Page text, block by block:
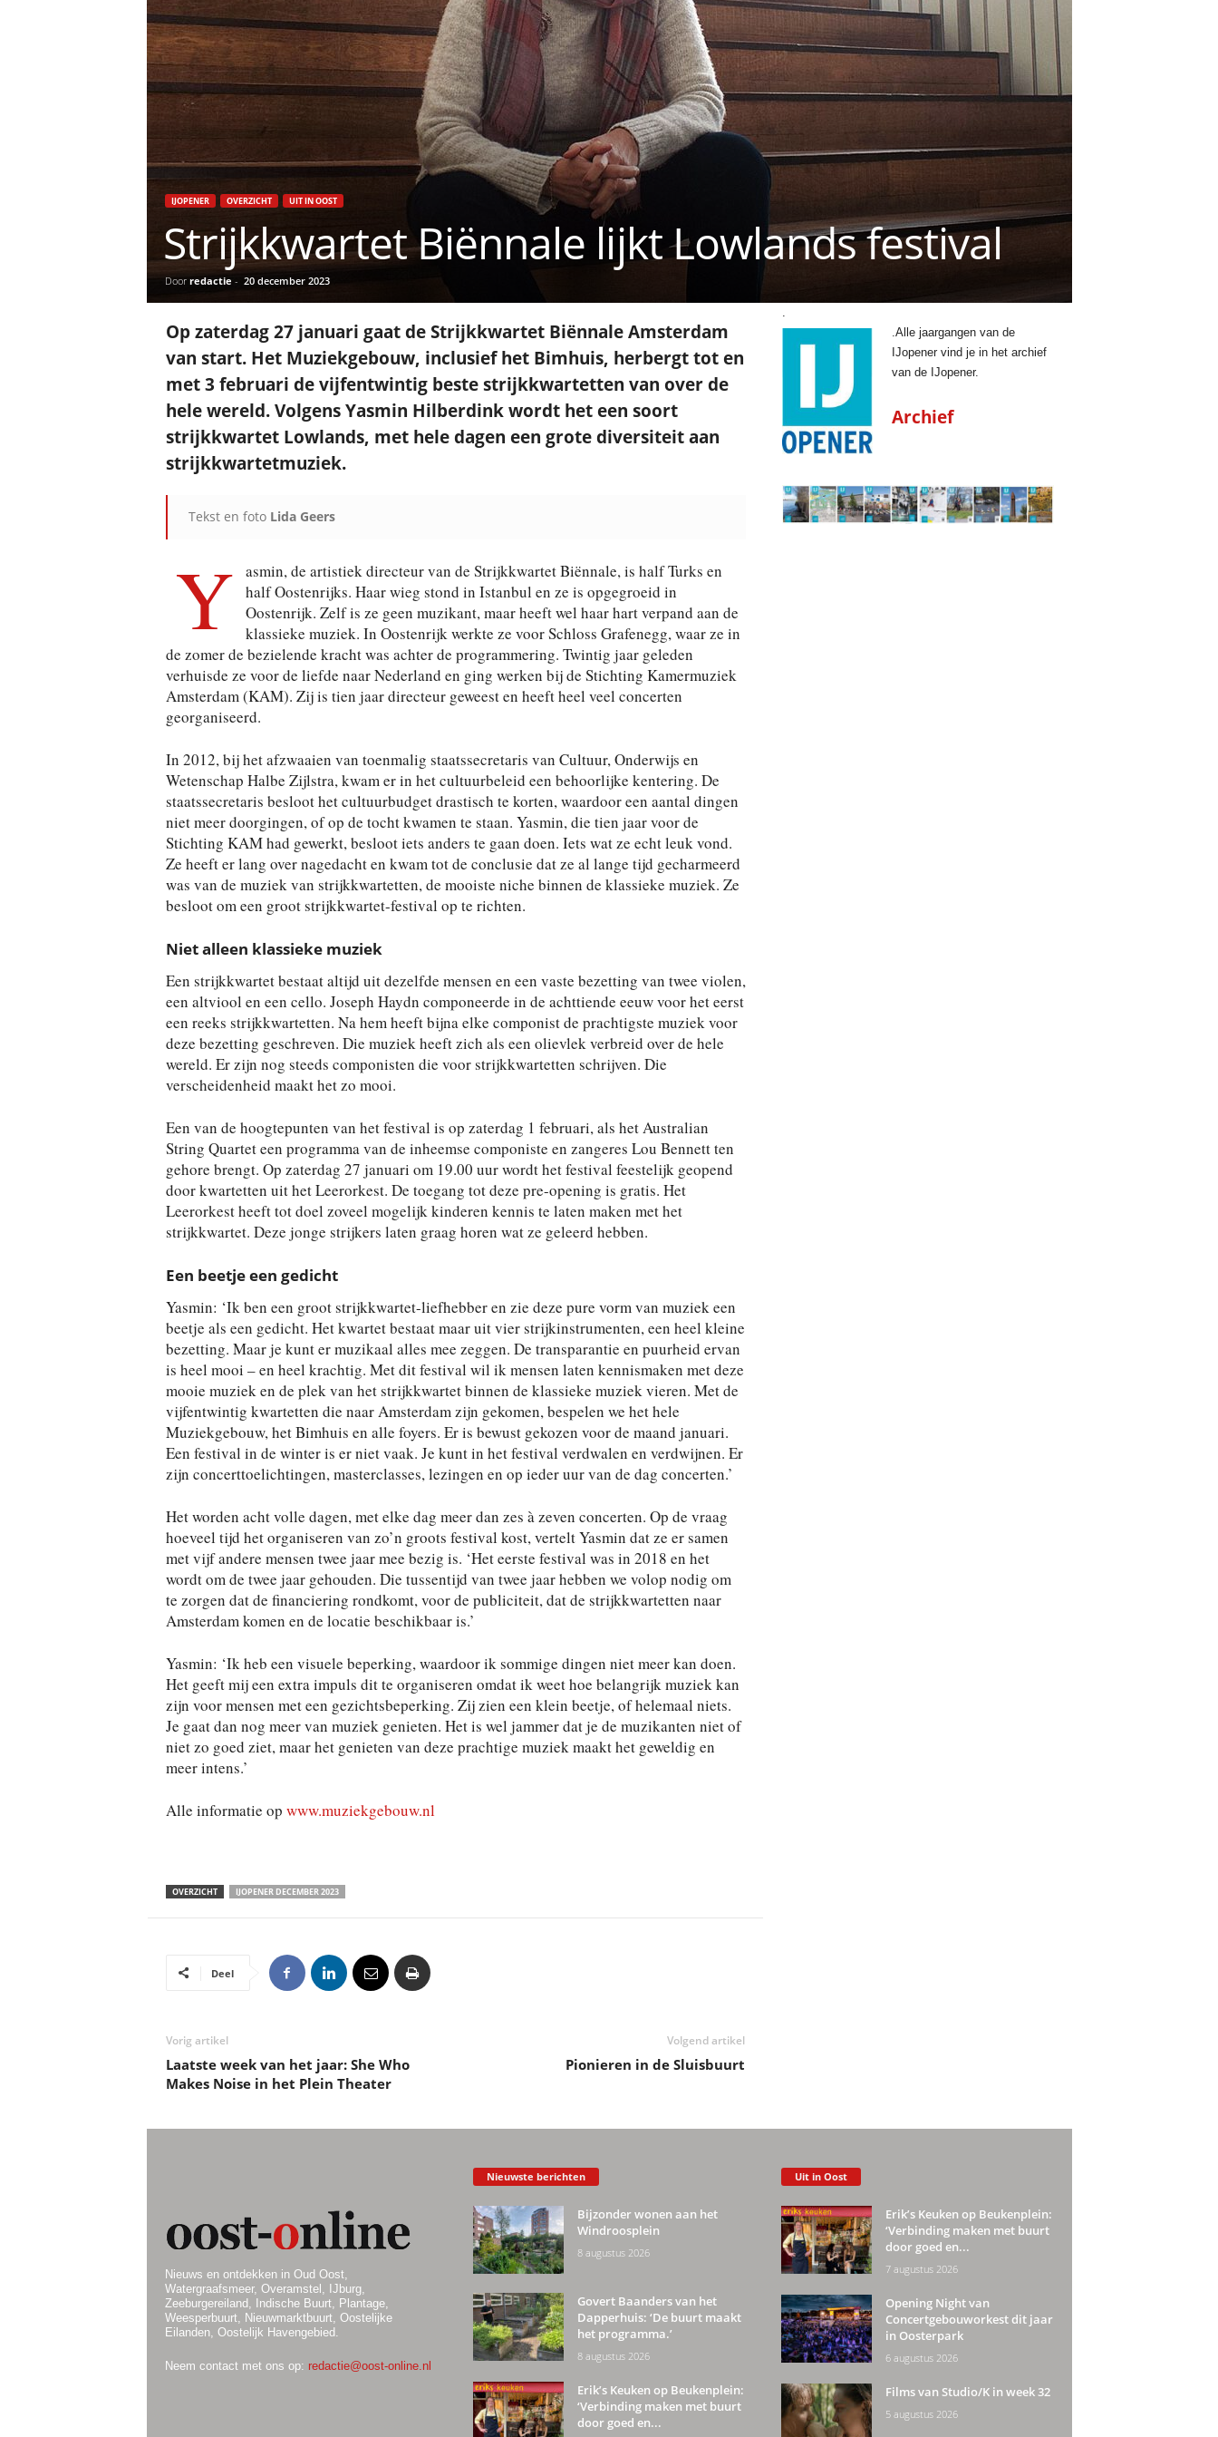
IJOPENER OVERZICHT UIT IN OOST
Strijkkwartet Biënnale lijkt Lowlands festival
Door redactie - 20 december 2023
Op zaterdag 27 januari gaat de Strijkkwartet Biënnale Amsterdam
van start. Het Muziekgebouw, inclusief het Bimhuis, herbergt tot en
met 3 februari de vijfentwintig beste strijkkwartetten van over de
hele wereld. Volgens Yasmin Hilberdink wordt het een soort
strijkkwartet Lowlands, met hele dagen een grote diversiteit aan
strijkkwartetmuziek.
Tekst en foto Lida Geers
Y
asmin, de artistiek directeur van de Strijkkwartet Biënnale, is half Turks en
half Oostenrijks. Haar wieg stond in Istanbul en ze is opgegroeid in
Oostenrijk. Zelf is ze geen muzikant, maar heeft wel haar hart verpand aan de
klassieke muziek. In Oostenrijk werkte ze voor Schloss Grafenegg, waar ze in
de zomer de bezielende kracht was achter de programmering. Twintig jaar geleden
verhuisde ze voor de liefde naar Nederland en ging werken bij de Stichting Kamermuziek
Amsterdam (KAM). Zij is tien jaar directeur geweest en heeft heel veel concerten
georganiseerd.
In 2012, bij het afzwaaien van toenmalig staatssecretaris van Cultuur, Onderwijs en
Wetenschap Halbe Zijlstra, kwam er in het cultuurbeleid een behoorlijke kentering. De
staatssecretaris besloot het cultuurbudget drastisch te korten, waardoor een aantal dingen
niet meer doorgingen, of op de tocht kwamen te staan. Yasmin, die tien jaar voor de
Stichting KAM had gewerkt, besloot iets anders te gaan doen. Iets wat ze echt leuk vond.
Ze heeft er lang over nagedacht en kwam tot de conclusie dat ze al lange tijd gecharmeerd
was van de muziek van strijkkwartetten, de mooiste niche binnen de klassieke muziek. Ze
besloot om een groot strijkkwartet-festival op te richten.
Niet alleen klassieke muziek
Een strijkkwartet bestaat altijd uit dezelfde mensen en een vaste bezetting van twee violen,
een altviool en een cello. Joseph Haydn componeerde in de achttiende eeuw voor het eerst
een reeks strijkkwartetten. Na hem heeft bijna elke componist de prachtigste muziek voor
deze bezetting geschreven. Die muziek heeft zich als een olievlek verbreid over de hele
wereld. Er zijn nog steeds componisten die voor strijkkwartetten schrijven. Die
verscheidenheid maakt het zo mooi.
Een van de hoogtepunten van het festival is op zaterdag 1 februari, als het Australian
String Quartet een programma van de inheemse componiste en zangeres Lou Bennett ten
gehore brengt. Op zaterdag 27 januari om 19.00 uur wordt het festival feestelijk geopend
door kwartetten uit het Leerorkest. De toegang tot deze pre-opening is gratis. Het
Leerorkest heeft tot doel zoveel mogelijk kinderen kennis te laten maken met het
strijkkwartet. Deze jonge strijkers laten graag horen wat ze geleerd hebben.
Een beetje een gedicht
Yasmin: ‘Ik ben een groot strijkkwartet-liefhebber en zie deze pure vorm van muziek een
beetje als een gedicht. Het kwartet bestaat maar uit vier strijkinstrumenten, een heel kleine
bezetting. Maar je kunt er muzikaal alles mee zeggen. De transparantie en puurheid ervan
is heel mooi – en heel krachtig. Met dit festival wil ik mensen laten kennismaken met deze
mooie muziek en de plek van het strijkkwartet binnen de klassieke muziek vieren. Met de
vijfentwintig kwartetten die naar Amsterdam zijn gekomen, bespelen we het hele
Muziekgebouw, het Bimhuis en alle foyers. Er is bewust gekozen voor de maand januari.
Een festival in de winter is er niet vaak. Je kunt in het festival verdwalen en verdwijnen. Er
zijn concerttoelichtingen, masterclasses, lezingen en op ieder uur van de dag concerten.’
Het worden acht volle dagen, met elke dag meer dan zes à zeven concerten. Op de vraag
hoeveel tijd het organiseren van zo’n groots festival kost, vertelt Yasmin dat ze er samen
met vijf andere mensen twee jaar mee bezig is. ‘Het eerste festival was in 2018 en het
wordt om de twee jaar gehouden. Die tussentijd van twee jaar hebben we volop nodig om
te zorgen dat de financiering rondkomt, voor de publiciteit, dat de strijkkwartetten naar
Amsterdam komen en de locatie beschikbaar is.’
Yasmin: ‘Ik heb een visuele beperking, waardoor ik sommige dingen niet meer kan doen.
Het geeft mij een extra impuls dit te organiseren omdat ik weet hoe belangrijk muziek kan
zijn voor mensen met een gezichtsbeperking. Zij zien een klein beetje, of helemaal niets.
Je gaat dan nog meer van muziek genieten. Het is wel jammer dat je de muzikanten niet of
niet zo goed ziet, maar het genieten van deze prachtige muziek maakt het geweldig en
meer intens.’
Alle informatie op www.muziekgebouw.nl
OVERZICHT IJOPENER DECEMBER 2023
Deel
Vorig artikel
Laatste week van het jaar: She Who
Makes Noise in het Plein Theater
Volgend artikel
Pionieren in de Sluisbuurt
.
.Alle jaargangen van de
IJopener vind je in het archief
van de IJopener.
Archief
Nieuws en ontdekken in Oud Oost,
Watergraafsmeer, Overamstel, IJburg,
Zeeburgereiland, Indische Buurt, Plantage,
Weesperbuurt, Nieuwmarktbuurt, Oostelijke
Eilanden, Oostelijk Havengebied.
Neem contact met ons op: redactie@oost-online.nl
Nieuwste berichten
Bijzonder wonen aan het
Windroosplein
8 augustus 2026
Govert Baanders van het
Dapperhuis: ‘De buurt maakt
het programma.’
8 augustus 2026
Erik’s Keuken op Beukenplein:
‘Verbinding maken met buurt
door goed en...
Uit in Oost
Erik’s Keuken op Beukenplein:
‘Verbinding maken met buurt
door goed en...
7 augustus 2026
Opening Night van
Concertgebouworkest dit jaar
in Oosterpark
6 augustus 2026
Films van Studio/K in week 32
5 augustus 2026